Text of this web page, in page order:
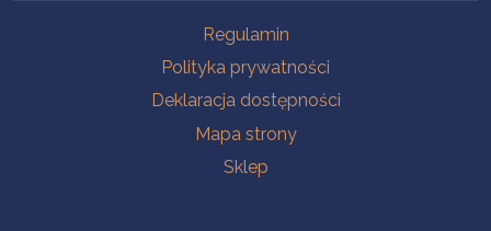
Regulamin
Polityka prywatności
Deklaracja dostępności
Mapa strony
Sklep